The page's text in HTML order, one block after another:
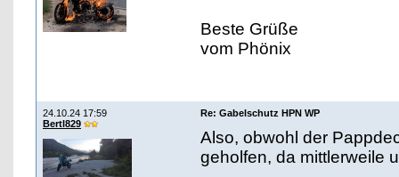
Beste Grüße
vom Phönix
24.10.24 17:59
Bertl829
Re: Gabelschutz HPN WP
Also, obwohl der
geholfen, da mittlerweile